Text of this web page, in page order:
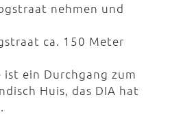
nehmen und
ca. 150 Meter
ist ein Durchgang zum
Huis, das DIA hat